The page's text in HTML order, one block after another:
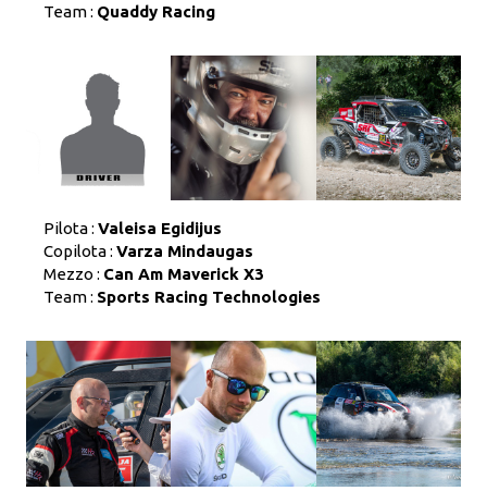
Team : Quaddy Racing
Pilota : Valeisa Egidijus
Copilota : Varza Mindaugas
Mezzo : Can Am Maverick X3
Team : Sports Racing Technologies